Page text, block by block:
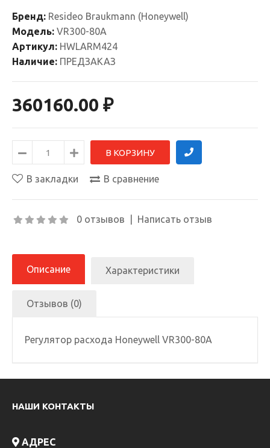
Бренд: Resideo Braukmann (Honeywell)
Модель: VR300-80A
Артикул: HWLARM424
Наличие: ПРЕДЗАКАЗ
360160.00 ₽
В закладки В сравнение
0 отзывов Написать отзыв
Описание Характеристики
Отзывов (0)
Регулятор расхода Honeywell VR300-80A
НАШИ КОНТАКТЫ
АДРЕС